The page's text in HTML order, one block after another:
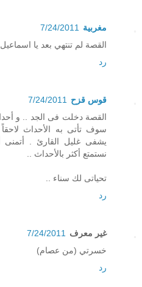
مغربية
7/24/2011
القصة لم تنتهي بعد يا
رد
قوس قزح
7/24/2011
القصة دخلت فى الجد .. و
سوف تأتى به الأحداث
يشفى غليل القارئ . أتمنى
نستمتع أكثر بالأحداث ..
تحياتى لك سناء ..
رد
غير معرف
7/24/2011
خسرتي (من عصام)
رد